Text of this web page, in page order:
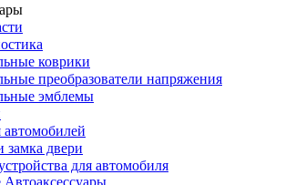
коврики
преобразователи напряжения
эмблемы
двери
для автомобиля
Автоаксессуары